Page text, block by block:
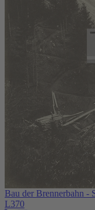
Bau der Brennerbahn -
L370